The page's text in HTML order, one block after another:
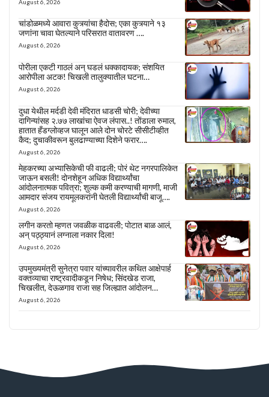
August 6, 2026
चांडोळमध्ये आवारा कुत्र्यांचा हैदोस; एका कुत्र्याने १३
जणांना चावा घेतल्याने परिसरात वातावरण ….
August 6, 2026
पोरीला एकटी गाठलं अन् घडलं धक्कादायक; संशयित
आरोपीला अटक! चिखली तालुक्यातील घटना…
August 6, 2026
दुधा येथील मर्दडी देवी मंदिरात धाडसी चोरी; देवीच्या
दागिन्यांसह २.७७ लाखांचा ऐवज लंपास..! तोंडाला रुमाल,
हातात हँडग्लोव्हज घालून आले दोन चोरटे सीसीटीव्हीत
कैद; दुचाकीवरून बुलढाण्याच्या दिशेने फरार….
August 6, 2026
मेहकरच्या अभ्यासिकेची फी वाढली; पोरं थेट नगरपालिकेत
जाऊन बसली! दोनशेहून अधिक विद्यार्थ्यांचा
आंदोलनात्मक पवित्रा; शुल्क कमी करण्याची मागणी, माजी
आमदार संजय रायमूलकरांनी घेतली विद्यार्थ्यांची बाजू….
August 6, 2026
लगीन करतो म्हणत जवळीक वाढवली; पोटात बाळ आलं,
अन् पठ्ठ्यानं लग्नाला नकार दिला!
August 6, 2026
उपमुख्यमंत्री सुनेत्रा पवार यांच्यावरील कथित आक्षेपार्ह
वक्तव्याचा राष्ट्रवादीकडून निषेध; सिंदखेड राजा,
चिखलीत, देऊळगाव राजा सह जिल्ह्यात आंदोलन…
August 6, 2026